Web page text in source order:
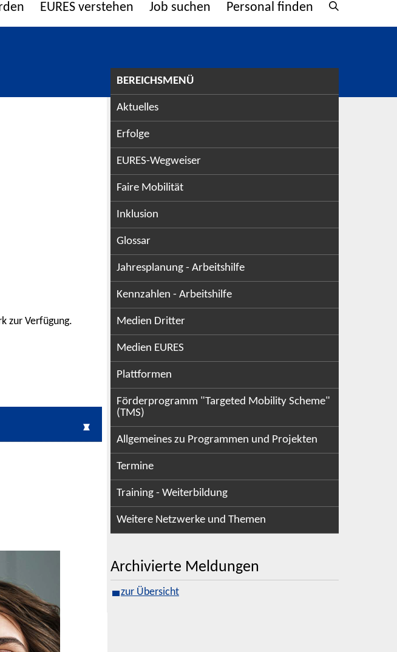
EURES verstehen Job suchen Personal finden
zur Verfügung.
BEREICHSMENÜ
Aktuelles
Erfolge
EURES-Wegweiser
Faire Mobilität
Inklusion
Glossar
Jahresplanung - Arbeitshilfe
Kennzahlen - Arbeitshilfe
Medien Dritter
Medien EURES
Plattformen
Förderprogramm "Targeted Mobility Scheme"
(TMS)
Allgemeines zu Programmen und Projekten
Termine
Training - Weiterbildung
Weitere Netzwerke und Themen
Archivierte Meldungen
zur Übersicht